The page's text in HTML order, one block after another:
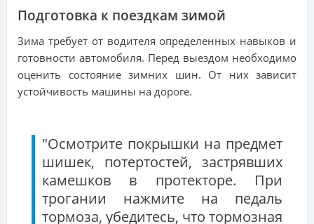
Подготовка к поездкам зимой
Зима требует от водителя определенных навыков и
готовности автомобиля. Перед выездом необходимо
оценить состояние зимних шин. От них зависит
устойчивость машины на дороге.
"Осмотрите покрышки на предмет
шишек, потертостей, застрявших
камешков в протекторе. При
трогании нажмите на педаль
тормоза, убедитесь, что тормозная